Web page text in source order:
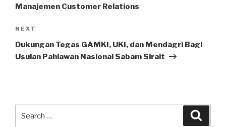
Manajemen Customer Relations
Next
Post
NEXT
Dukungan Tegas GAMKI, UKI, dan Mendagri Bagi
Usulan Pahlawan Nasional Sabam Sirait
for: